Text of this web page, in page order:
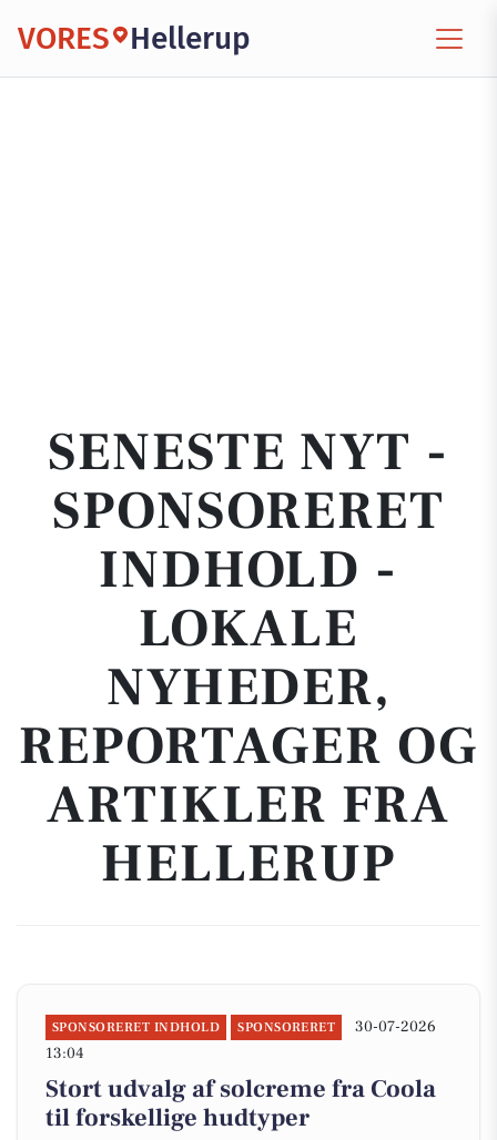
VORES Hellerup
SENESTE NYT -
SPONSORERET
INDHOLD -
LOKALE
NYHEDER,
REPORTAGER OG
ARTIKLER FRA
HELLERUP
SPONSORERET INDHOLD SPONSORERET
30-07-2026
13:04
Stort udvalg af solcreme fra Coola
til forskellige hudtyper